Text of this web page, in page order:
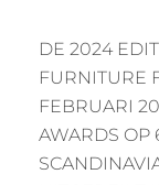
DE 2024
FURNITURE
FEBRUARI
AWARDS OP